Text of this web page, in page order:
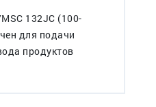
132JC (100-
для подачи
продуктов